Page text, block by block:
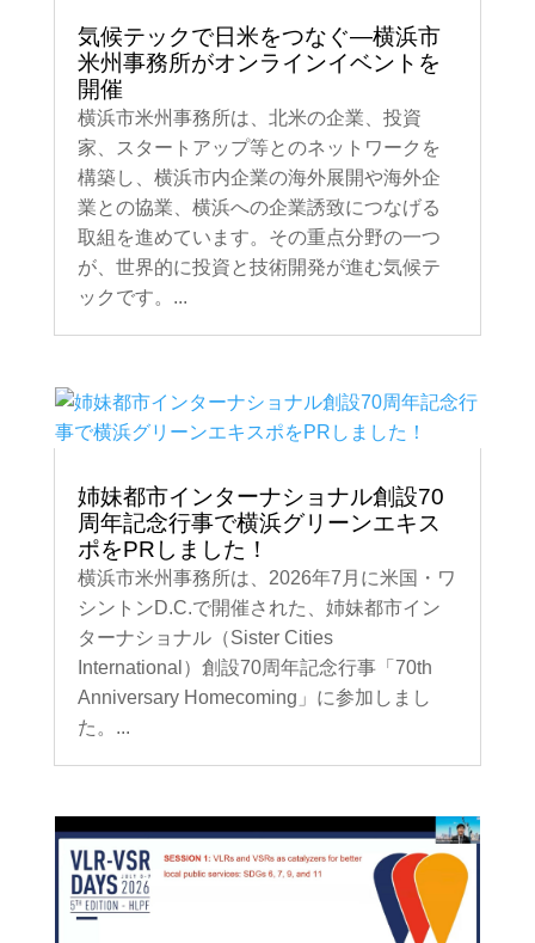
気候テックで日米をつなぐ―横浜市
米州事務所がオンラインイベントを
開催
横浜市米州事務所は、北米の企業、投資
家、スタートアップ等とのネットワークを
構築し、横浜市内企業の海外展開や海外企
業との協業、横浜への企業誘致につなげる
取組を進めています。その重点分野の一つ
が、世界的に投資と技術開発が進む気候テ
ックです。...
姉妹都市インターナショナル創設70
周年記念行事で横浜グリーンエキス
ポをPRしました！
横浜市米州事務所は、2026年7月に米国・ワ
シントンD.C.で開催された、姉妹都市イン
ターナショナル（Sister Cities
International）創設70周年記念行事「70th
Anniversary Homecoming」に参加しまし
た。...